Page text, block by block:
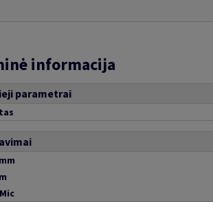
informacija
parametrai